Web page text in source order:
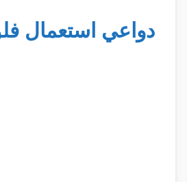
دواعي استعمال